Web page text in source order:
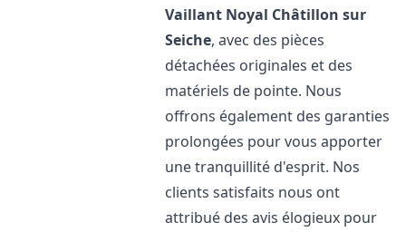
Vaillant Noyal Châtillon sur
Seiche, avec des pièces
détachées originales et des
matériels de pointe. Nous
offrons également des garanties
prolongées pour vous apporter
une tranquillité d'esprit. Nos
clients satisfaits nous ont
attribué des avis élogieux pour